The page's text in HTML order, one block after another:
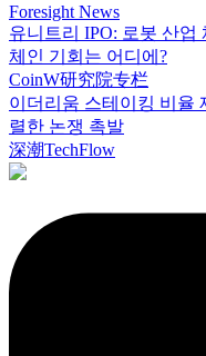
Foresight News
유니트리 IPO: 로봇 산업
체인 기회는 어디에?
CoinW研究院专栏
이더리움 스테이킹 비율
렬한 논쟁 촉발
深潮TechFlow